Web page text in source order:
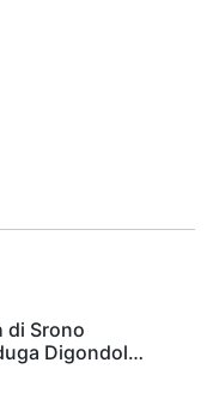
di Srono
Digondol…